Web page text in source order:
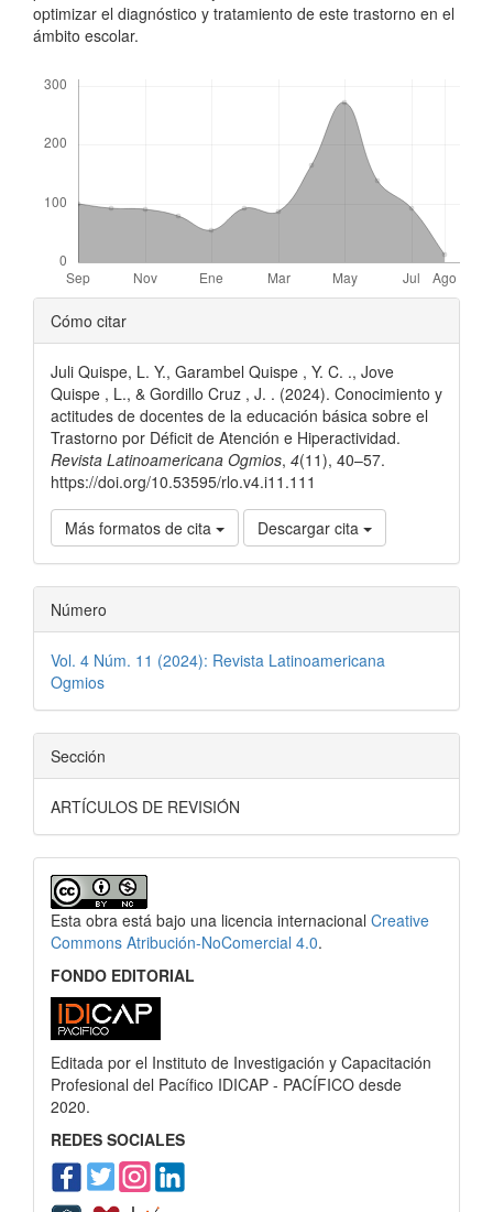
optimizar el diagnóstico y tratamiento de este trastorno en el
ámbito escolar.
Detalles
del
artículo
Cómo citar
Juli Quispe, L. Y., Garambel Quispe , Y. C. ., Jove
Quispe , L., & Gordillo Cruz , J. . (2024). Conocimiento y
actitudes de docentes de la educación básica sobre el
Trastorno por Déficit de Atención e Hiperactividad.
Revista Latinoamericana Ogmios, 4(11), 40–57.
https://doi.org/10.53595/rlo.v4.i11.111
Más formatos de cita Descargar cita
Número
Vol. 4 Núm. 11 (2024): Revista Latinoamericana
Ogmios
Sección
ARTÍCULOS DE REVISIÓN
Esta obra está bajo una licencia internacional Creative
Commons Atribución-NoComercial 4.0.
FONDO EDITORIAL
Editada por el Instituto de Investigación y Capacitación
Profesional del Pacífico IDICAP - PACÍFICO desde
2020.
REDES SOCIALES